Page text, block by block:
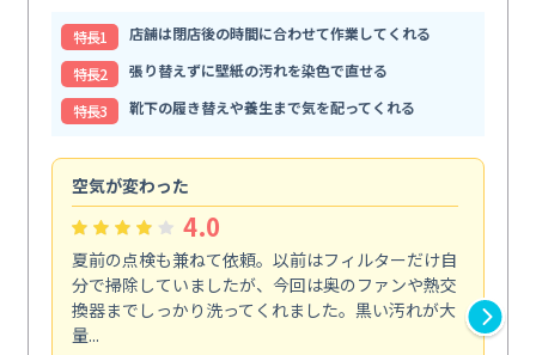
特⻑1
店舗は閉店後の時間に合わせて作業してくれる
特⻑2
張り替えずに壁紙の汚れを染色で直せる
特⻑3
靴下の履き替えや養生まで気を配ってくれる
空気が変わった
4.0
夏前の点検も兼ねて依頼。以前はフィルターだけ自
分で掃除していましたが、今回は奥のファンや熱交
換器までしっかり洗ってくれました。黒い汚れが大
量...